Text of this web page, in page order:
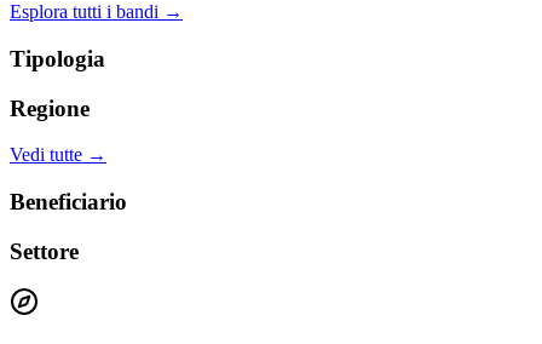
Esplora tutti i bandi →
Tipologia
Regione
Vedi tutte →
Beneficiario
Settore